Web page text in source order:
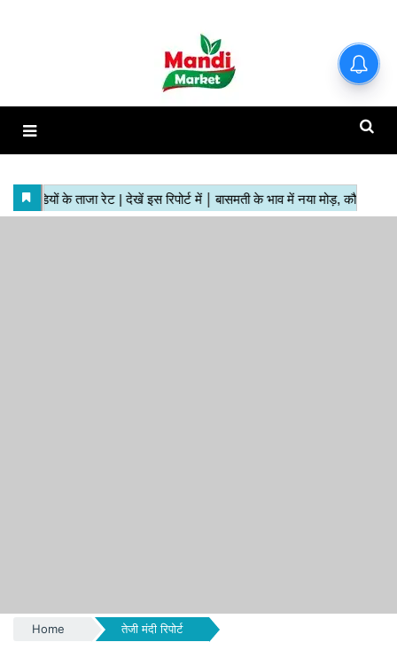
Home तेजी मंदी रिपोर्ट
हाजिर मंडियों के ताजा रेट | देखें इस
रिपोर्ट में